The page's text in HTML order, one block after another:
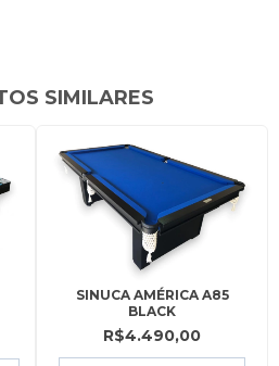
SIMILARES
SINUCA AMÉRICA A85
BLACK
R$4.490,00